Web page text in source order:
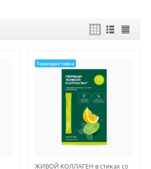
Термодоставка
ЖИВОЙ КОЛЛАГЕН в стиках со